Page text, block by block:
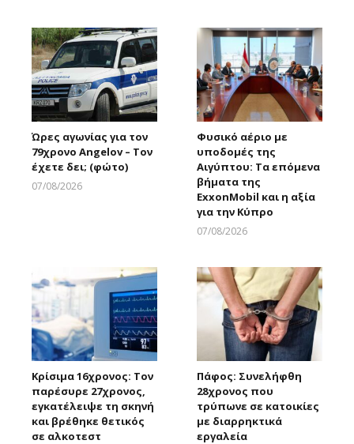
Ώρες αγωνίας για τον
79χρονο Angelov – Τον
έχετε δει; (φώτο)
07/08/2026
Φυσικό αέριο με
υποδομές της
Αιγύπτου: Τα επόμενα
βήματα της
ExxonMobil και η αξία
για την Κύπρο
07/08/2026
Κρίσιμα 16χρονος: Τον
παρέσυρε 27χρονος,
εγκατέλειψε τη σκηνή
και βρέθηκε θετικός
σε αλκοτεστ
Πάφος: Συνελήφθη
28χρονος που
τρύπωνε σε κατοικίες
με διαρρηκτικά
εργαλεία